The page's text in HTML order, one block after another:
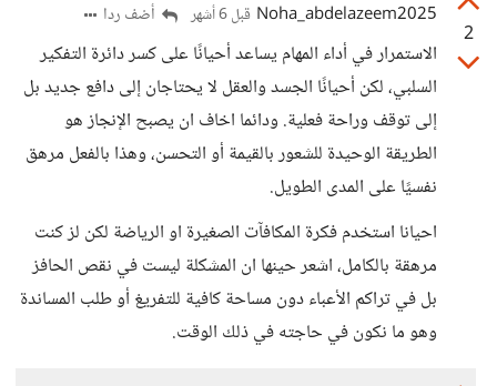
2
Noha_abdelazeem2025 قبل 6 أشهر أضف ردا
الاستمرار في أداء المهام يساعد أحيانًا على كسر دائرة التفكير
السلبي، لكن أحيانًا الجسد والعقل لا يحتاجان إلى دافع جديد بل
إلى توقف وراحة فعلية. ودائما اخاف ان يصبح الإنجاز هو
الطريقة الوحيدة للشعور بالقيمة أو التحسن، وهذا بالفعل مرهق
نفسيًا على المدى الطويل.
احيانا استخدم فكرة المكافآت الصغيرة او الرياضة لكن لز كنت
مرهقة بالكامل، اشعر حينها ان المشكلة ليست في نقص الحافز
بل في تراكم الأعباء دون مساحة كافية للتفريغ أو طلب المساندة
وهو ما نكون في حاجته في ذلك الوقت.